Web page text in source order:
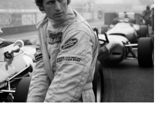
pulvérisateur pour vaporiser un
peu de nettoyant pour vitres afin
d'éliminer mieux les saletés
tenaces. Pour éviter les traces
ou les stries, placez un
mouchoir en papier entre le
chiffon en microfibre et le pare-
brise, puis vaporisez le
nettoyant et essuyez.
cet émetteur Bluetooth. Il établira
connexion avec l'appareil Bluetooth
une fois qu'il sera allumé. De plus, vous
d'un son plus fiable et cohérent sans
plage de fréquences plus large de 87,5
MHz à 108 MHz.